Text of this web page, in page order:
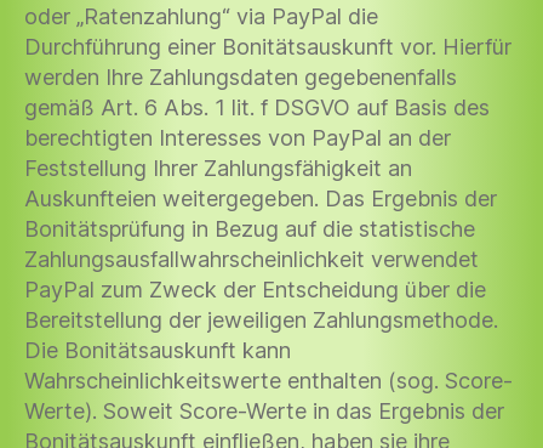
oder „Ratenzahlung“ via PayPal die
Durchführung einer Bonitätsauskunft vor. Hierfür
werden Ihre Zahlungsdaten gegebenenfalls
gemäß Art. 6 Abs. 1 lit. f DSGVO auf Basis des
berechtigten Interesses von PayPal an der
Feststellung Ihrer Zahlungsfähigkeit an
Auskunfteien weitergegeben. Das Ergebnis der
Bonitätsprüfung in Bezug auf die statistische
Zahlungsausfallwahrscheinlichkeit verwendet
PayPal zum Zweck der Entscheidung über die
Bereitstellung der jeweiligen Zahlungsmethode.
Die Bonitätsauskunft kann
Wahrscheinlichkeitswerte enthalten (sog. Score-
Werte). Soweit Score-Werte in das Ergebnis der
Bonitätsauskunft einfließen, haben sie ihre